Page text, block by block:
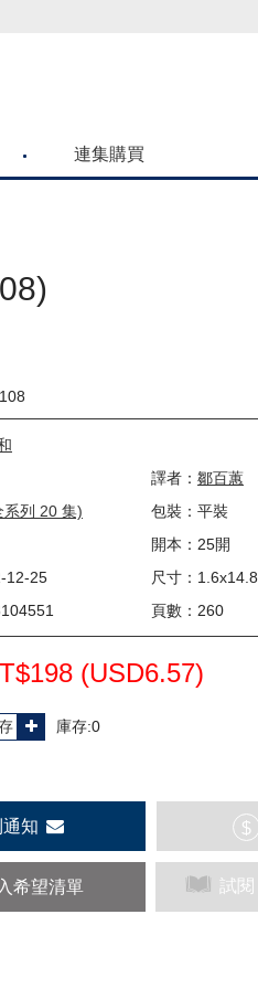
連集購買
譯者： 鄒百蕙
列 20 集)
包裝：平裝
開本：25開
12-25
尺寸：1.6x14.8
頁數：260
(USD6.57)
庫存:0
知 $
希望清單 試閱